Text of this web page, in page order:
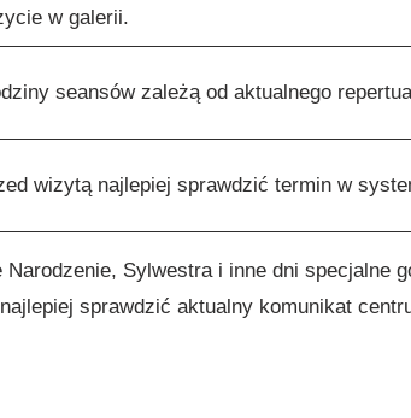
w galerii.
seansów zależą od aktualnego
wizytą najlepiej sprawdzić termin w
Sylwestra i inne dni specjalne
sprawdzić aktualny komunikat